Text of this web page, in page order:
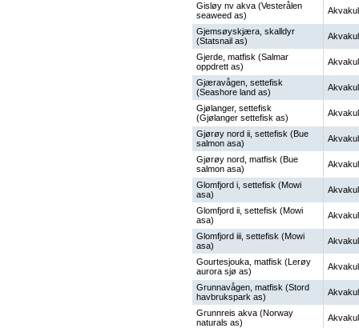
Gisløy nv akva (Vesterålen
seaweed as)
Gjemsøyskjæra, skalldyr
(Statsnail as)
Gjerde, matfisk (Salmar
oppdrett as)
Gjæravågen, settefisk
(Seashore land as)
Gjølanger, settefisk
(Gjølanger settefisk as)
Gjørøy nord ii, settefisk (Bue
salmon asa)
Gjørøy nord, matfisk (Bue
salmon asa)
Glomfjord i, settefisk (Mowi
asa)
Glomfjord ii, settefisk (Mowi
asa)
Glomfjord iii, settefisk (Mowi
asa)
Gourtesjouka, matfisk (Lerøy
aurora sjø as)
Grunnavågen, matfisk (Stord
havbrukspark as)
Grunnreis akva (Norway
naturals as)